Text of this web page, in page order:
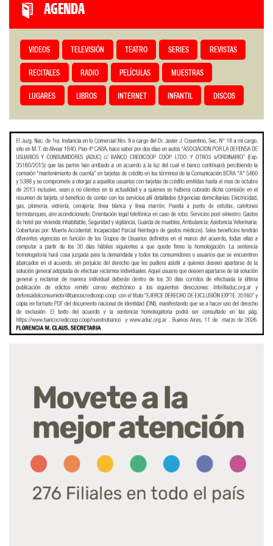
AGENDA
VIDEOS TELEVISIÓN TEATRO SERIES REVISTAS
RECITALES RADIO PELÍCULAS MUESTRAS
LUGARES LIBROS INTERNET INFANTIL DISCOS